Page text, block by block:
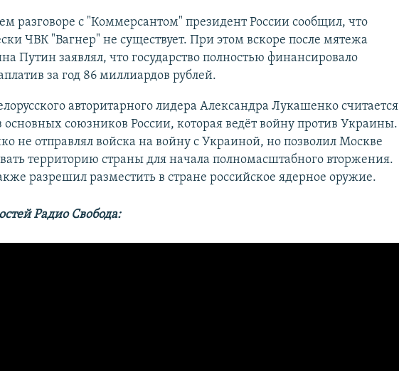
разговоре с "Коммерсантом" президент России сообщил, что
ЧВК "Вагнер" не существует. При этом вскоре после мятежа
Путин заявлял, что государство полностью финансировало
за год 86 миллиардов рублей.
авторитарного лидера Александра Лукашенко считается
союзников России, которая ведёт войну против Украины.
не отправлял войска на войну с Украиной, но позволил Москве
территорию страны для начала полномасштабного вторжения.
разрешил разместить в стране российское ядерное оружие.
Радио Свобода: